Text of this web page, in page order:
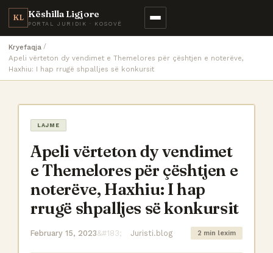
KL Këshilla Ligjore
PORTAL JURIDIK · KOSOVË
Kryefaqja
Apeli vërteton dy vendimet e Themelores për çështjen e noterëve,
Haxhiu: I hap rrugë shpalljes së konkursit
LAJME
Apeli vërteton dy vendimet
e Themelores për çështjen e
noterëve, Haxhiu: I hap
rrugë shpalljes së konkursit
February 15, 2023 Juristi.blog 2 min lexim